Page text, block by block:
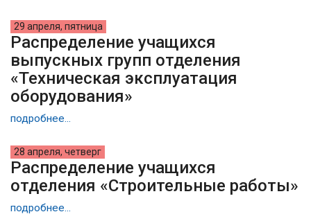
29 апреля, пятница
Распределение учащихся
выпускных групп отделения
«Техническая эксплуатация
оборудования»
подробнее...
28 апреля, четверг
Распределение учащихся
отделения «Строительные работы»
подробнее...